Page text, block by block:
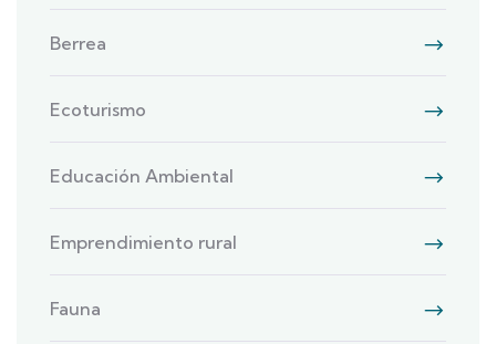
Berrea
Ecoturismo
Educación Ambiental
Emprendimiento rural
Fauna